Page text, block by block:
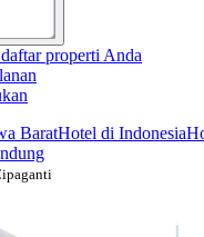
properti Anda
BaratHotel di Indonesia